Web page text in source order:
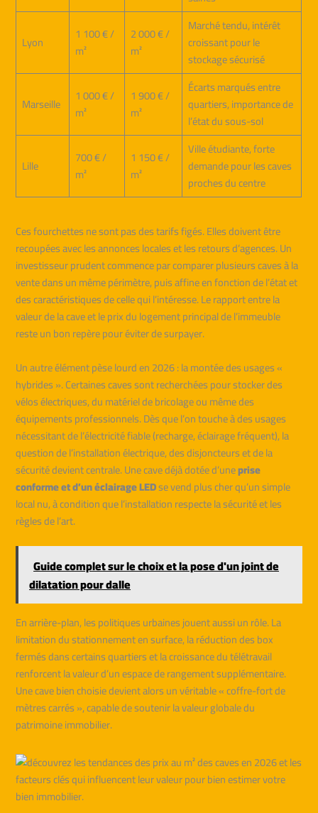
Lyon
1 100 € /
m²
2 000 € /
m²
Marché tendu, intérêt
croissant pour le
stockage sécurisé
Marseille
1 000 € /
m²
1 900 € /
m²
Écarts marqués entre
quartiers, importance de
l’état du sous-sol
Lille
700 € /
m²
1 150 € /
m²
Ville étudiante, forte
demande pour les caves
proches du centre
Ces fourchettes ne sont pas des tarifs figés. Elles doivent être
recoupées avec les annonces locales et les retours d’agences. Un
investisseur prudent commence par comparer plusieurs caves à la
vente dans un même périmètre, puis affine en fonction de l’état et
des caractéristiques de celle qui l’intéresse. Le rapport entre la
valeur de la cave et le prix du logement principal de l’immeuble
reste un bon repère pour éviter de surpayer.
Un autre élément pèse lourd en 2026 : la montée des usages «
hybrides ». Certaines caves sont recherchées pour stocker des
vélos électriques, du matériel de bricolage ou même des
équipements professionnels. Dès que l’on touche à des usages
nécessitant de l’électricité fiable (recharge, éclairage fréquent), la
question de l’installation électrique, des disjoncteurs et de la
sécurité devient centrale. Une cave déjà dotée d’uneprise
conforme et d’un éclairage LEDse vend plus cher qu’un simple
local nu, à condition que l’installation respecte la sécurité et les
règles de l’art.
Guide complet sur le choix et la pose d'un joint de
dilatation pour dalle
En arrière-plan, les politiques urbaines jouent aussi un rôle. La
limitation du stationnement en surface, la réduction des box
fermés dans certains quartiers et la croissance du télétravail
renforcent la valeur d’un espace de rangement supplémentaire.
Une cave bien choisie devient alors un véritable « coffre-fort de
mètres carrés », capable de soutenir la valeur globale du
patrimoine immobilier.